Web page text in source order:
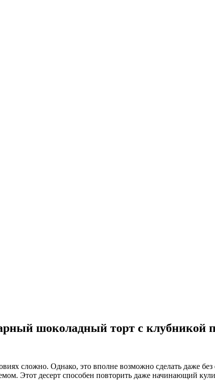
шоколадный торт с клубникой
сложно. Однако, это вполне возможно сделать даже
Этот десерт способен повторить даже начинающий